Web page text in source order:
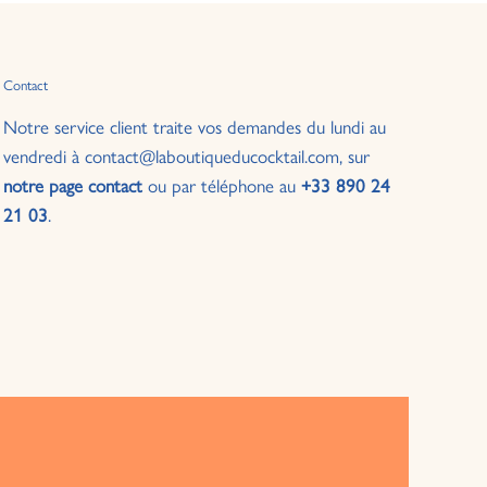
Contact
Notre service client traite vos demandes du lundi au
vendredi à contact@laboutiqueducocktail.com, sur
notre page contactou par téléphone au +33 890 24
21 03.